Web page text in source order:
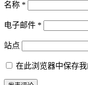
名称 *
电子邮件 *
站点
在此浏览器中保存